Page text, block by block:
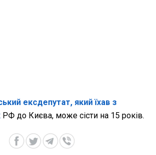
ексдепутат, який їхав з
РФ до Києва, може сісти на 15 років.